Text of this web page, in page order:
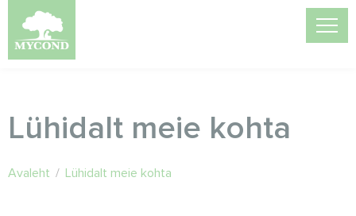
Lühidalt meie kohta
Avaleht / Lühidalt meie kohta